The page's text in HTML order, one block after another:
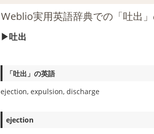
Weblio実用英語辞典での「吐出
吐出
「吐出」の英語
ejection, expulsion, discharge
ejection